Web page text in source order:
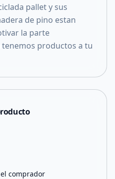
pallet y sus
de pino estan
la parte
productos a tu
comprador